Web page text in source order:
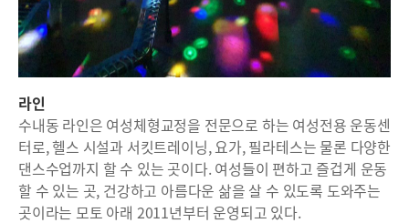
라인
수내동 라인은 여성체형교정을 전문으로 하는 여성전용 운동센
터로, 헬스 시설과 서킷트레이닝, 요가, 필라테스는 물론 다양한
댄스수업까지 할 수 있는 곳이다. 여성들이 편하고 즐겁게 운동
할 수 있는 곳, 건강하고 아름다운 삶을 살 수 있도록 도와주는
곳이라는 모토 아래 2011년부터 운영되고 있다.